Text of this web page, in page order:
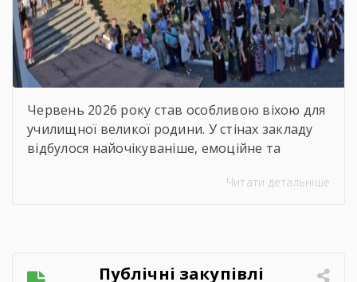
Червень 2026 року став особливою віхою для
училищної великої родини. У стінах закладу
відбулося найочікуваніше, емоційне та
Цього дня ми офіційно провели у доросле
своєї мети. Урочиста подія розпочалася з
Читати детальніше
Публічні закупівлі